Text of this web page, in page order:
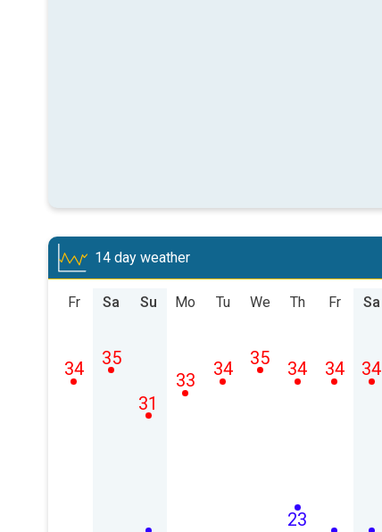
14 day weather
Fr
34
Sa
35
Su
31
Mo
33
Tu
34
We
35
Th
23
34
Fr
34
Sa
34